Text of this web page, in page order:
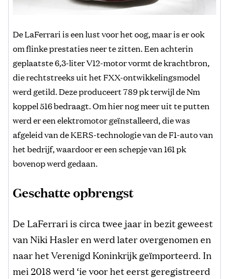
De LaFerrari is een lust voor het oog, maar is er ook
om flinke prestaties neer te zitten. Een achterin
geplaatste 6,3-liter V12-motor vormt de krachtbron,
die rechtstreeks uit het FXX-ontwikkelingsmodel
werd getild. Deze produceert 789 pk terwijl de Nm
koppel 516 bedraagt. Om hier nog meer uit te putten
werd er een elektromotor geïnstalleerd, die was
afgeleid van de KERS-technologie van de F1-auto van
het bedrijf, waardoor er een schepje van 161 pk
bovenop werd gedaan.
Geschatte opbrengst
De LaFerrari is circa twee jaar in bezit geweest
van Niki Hasler en werd later overgenomen en
naar het Verenigd Koninkrijk geïmporteerd. In
mei 2018 werd ‘ie voor het eerst geregistreerd